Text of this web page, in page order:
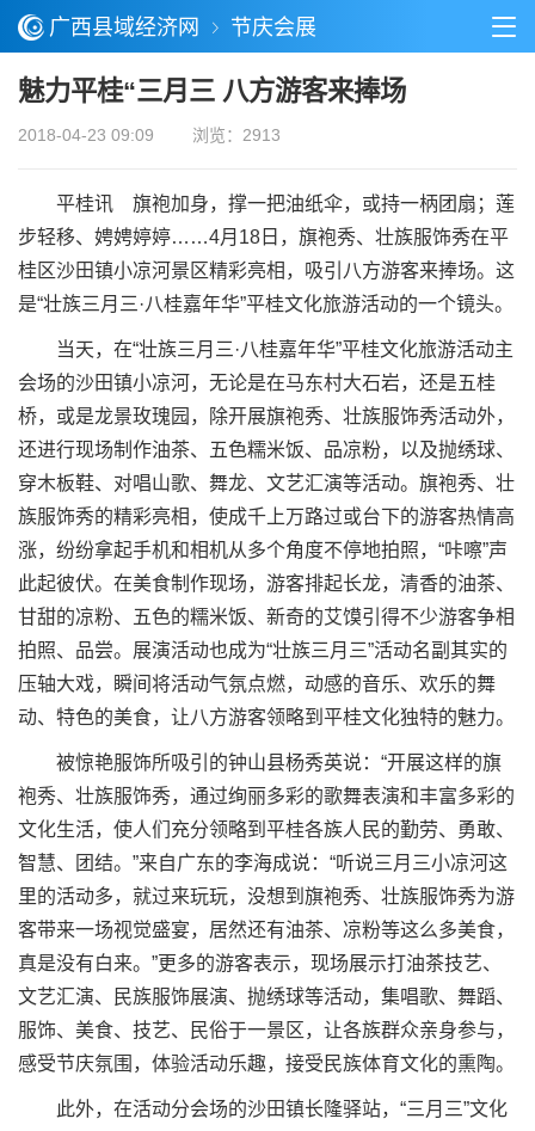
广西县域经济网 节庆会展
魅力平桂“三月三 八方游客来捧场
2018-04-23 09:09 浏览：2913
平桂讯 旗袍加身，撑一把油纸伞，或持一柄团扇；莲
步轻移、娉娉婷婷……4月18日，旗袍秀、壮族服饰秀在平
桂区沙田镇小凉河景区精彩亮相，吸引八方游客来捧场。这
是“壮族三月三·八桂嘉年华”平桂文化旅游活动的一个镜头。
当天，在“壮族三月三·八桂嘉年华”平桂文化旅游活动主
会场的沙田镇小凉河，无论是在马东村大石岩，还是五桂
桥，或是龙景玫瑰园，除开展旗袍秀、壮族服饰秀活动外，
还进行现场制作油茶、五色糯米饭、品凉粉，以及抛绣球、
穿木板鞋、对唱山歌、舞龙、文艺汇演等活动。旗袍秀、壮
族服饰秀的精彩亮相，使成千上万路过或台下的游客热情高
涨，纷纷拿起手机和相机从多个角度不停地拍照，“咔嚓”声
此起彼伏。在美食制作现场，游客排起长龙，清香的油茶、
甘甜的凉粉、五色的糯米饭、新奇的艾馍引得不少游客争相
拍照、品尝。展演活动也成为“壮族三月三”活动名副其实的
压轴大戏，瞬间将活动气氛点燃，动感的音乐、欢乐的舞
动、特色的美食，让八方游客领略到平桂文化独特的魅力。
被惊艳服饰所吸引的钟山县杨秀英说：“开展这样的旗
袍秀、壮族服饰秀，通过绚丽多彩的歌舞表演和丰富多彩的
文化生活，使人们充分领略到平桂各族人民的勤劳、勇敢、
智慧、团结。”来自广东的李海成说：“听说三月三小凉河这
里的活动多，就过来玩玩，没想到旗袍秀、壮族服饰秀为游
客带来一场视觉盛宴，居然还有油茶、凉粉等这么多美食，
真是没有白来。”更多的游客表示，现场展示打油茶技艺、
文艺汇演、民族服饰展演、抛绣球等活动，集唱歌、舞蹈、
服饰、美食、技艺、民俗于一景区，让各族群众亲身参与，
感受节庆氛围，体验活动乐趣，接受民族体育文化的熏陶。
此外，在活动分会场的沙田镇长隆驿站，“三月三”文化